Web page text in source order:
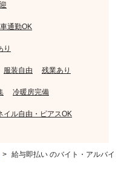
通勤OK
り
服装自由 残業あり
冷暖房完備
イル自由・ピアスOK
給与即払い のバイト・アルバイ